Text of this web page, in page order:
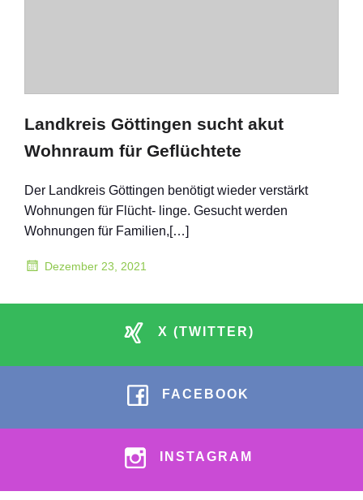
Landkreis Göttingen sucht akut
Wohnraum für Geflüchtete
Der Landkreis Göttingen benötigt wieder verstärkt
Wohnungen für Flücht- linge. Gesucht werden
Wohnungen für Familien,[…]
Dezember 23, 2021
X (TWITTER)
FACEBOOK
INSTAGRAM